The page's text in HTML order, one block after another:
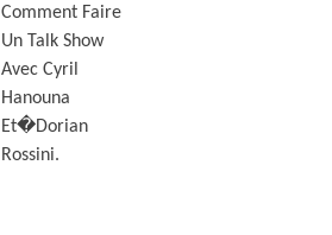
Comment Faire
Un Talk Show
Avec Cyril
Hanouna
Et�Dorian
Rossini.